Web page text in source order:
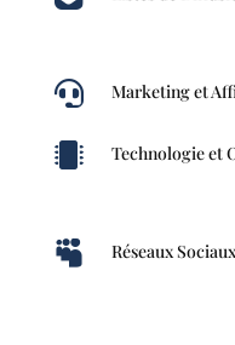
 Marketing et
 Technologie et
 Réseaux